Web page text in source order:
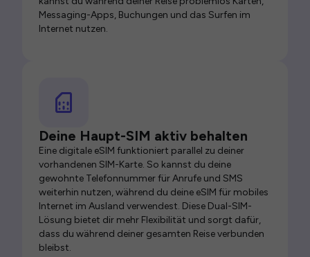
Messaging-Apps, Buchungen und das Surfen im
Internet nutzen.
Deine Haupt-SIM aktiv behalten
Eine digitale eSIM funktioniert parallel zu deiner
vorhandenen SIM-Karte. So kannst du deine
gewohnte Telefonnummer für Anrufe und SMS
weiterhin nutzen, während du deine eSIM für mobiles
Internet im Ausland verwendest. Diese Dual-SIM-
Lösung bietet dir mehr Flexibilität und sorgt dafür,
dass du während deiner gesamten Reise verbunden
bleibst.